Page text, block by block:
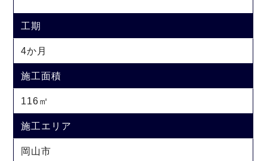
工期
4か月
施工面積
116㎡
施工エリア
岡山市